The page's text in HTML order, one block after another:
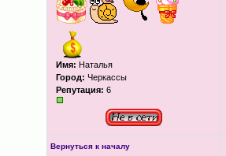
Имя: Наталья
Город: Черкассы
Репутация: 6
Вернуться к началу